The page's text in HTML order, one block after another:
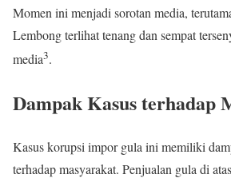
Momen ini menjadi sorotan media,
Lembong terlihat tenang dan sempat
media3.
Dampak Kasus terhadap
Kasus korupsi impor gula ini memiliki
terhadap masyarakat. Penjualan gula di